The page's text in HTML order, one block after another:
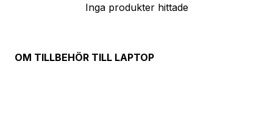
Inga produkter hittade
OM TILLBEHÖR TILL LAPTOP